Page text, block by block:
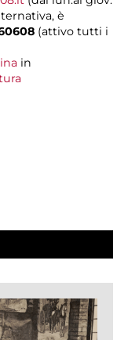
è
(attivo tutti i
in